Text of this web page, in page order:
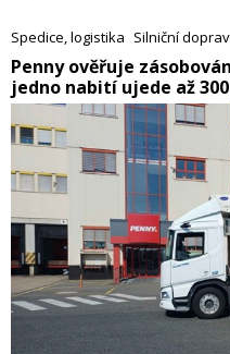
nové zaměstnance. V reakci
Reworks, která má firmám s
výrazně rychleji a levněji než při
Spedice, logistika Silniční
​Penny ověřuje
jedno nabití ujede až